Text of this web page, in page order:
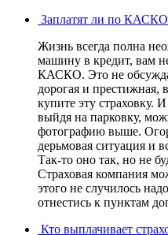
Заплатят ли по КАСКО
Жизнь всегда полна
машину в кредит, вам
КАСКО. Это не
дорогая и престижная,
купите эту страховку.
выйдя на парковку,
фотографию выше.
дерьмовая ситуация и
Так-то оно так, но не
Страховая компания
этого не случилось
отнестись к пунктам
Кто выплачивает